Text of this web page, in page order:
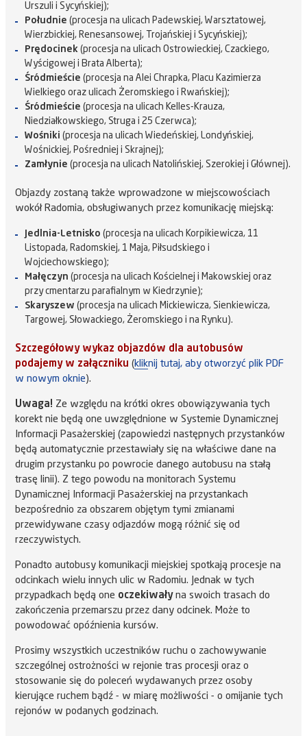
Urszuli i Sycyńskiej);
Południe (procesja na ulicach Padewskiej, Warsztatowej,
Wierzbickiej, Renesansowej, Trojańskiej i Sycyńskiej);
Prędocinek (procesja na ulicach Ostrowieckiej, Czackiego,
Wyścigowej i Brata Alberta);
Śródmieście (procesja na Alei Chrapka, Placu Kazimierza
Wielkiego oraz ulicach Żeromskiego i Rwańskiej);
Śródmieście (procesja na ulicach Kelles-Krauza,
Niedziałkowskiego, Struga i 25 Czerwca);
Wośniki (procesja na ulicach Wiedeńskiej, Londyńskiej,
Wośnickiej, Pośredniej i Skrajnej);
Zamłynie (procesja na ulicach Natolińskiej, Szerokiej i Głównej).
Objazdy zostaną także wprowadzone w miejscowościach
wokół Radomia, obsługiwanych przez komunikację miejską:
Jedlnia-Letnisko (procesja na ulicach Korpikiewicza, 11
Listopada, Radomskiej, 1 Maja, Piłsudskiego i
Wojciechowskiego);
Małęczyn (procesja na ulicach Kościelnej i Makowskiej oraz
przy cmentarzu parafialnym w Kiedrzynie);
Skaryszew (procesja na ulicach Mickiewicza, Sienkiewicza,
Targowej, Słowackiego, Żeromskiego i na Rynku).
Szczegółowy wykaz objazdów dla autobusów
podajemy w załączniku (kliknij tutaj, aby otworzyć plik PDF
w nowym oknie).
Uwaga! Ze względu na krótki okres obowiązywania tych
korekt nie będą one uwzględnione w Systemie Dynamicznej
Informacji Pasażerskiej (zapowiedzi następnych przystanków
będą automatycznie przestawiały się na właściwe dane na
drugim przystanku po powrocie danego autobusu na stałą
trasę linii). Z tego powodu na monitorach Systemu
Dynamicznej Informacji Pasażerskiej na przystankach
bezpośrednio za obszarem objętym tymi zmianami
przewidywane czasy odjazdów mogą różnić się od
rzeczywistych.
Ponadto autobusy komunikacji miejskiej spotkają procesje na
odcinkach wielu innych ulic w Radomiu. Jednak w tych
przypadkach będą one oczekiwałyna swoich trasach do
zakończenia przemarszu przez dany odcinek. Może to
powodować opóźnienia kursów.
Prosimy wszystkich uczestników ruchu o zachowywanie
szczególnej ostrożności w rejonie tras procesji oraz o
stosowanie się do poleceń wydawanych przez osoby
kierujące ruchem bądź - w miarę możliwości - o omijanie tych
rejonów w podanych godzinach.